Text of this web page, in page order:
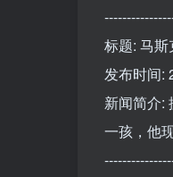
标题: 马
发布时间:
新闻简介:
一孩，他